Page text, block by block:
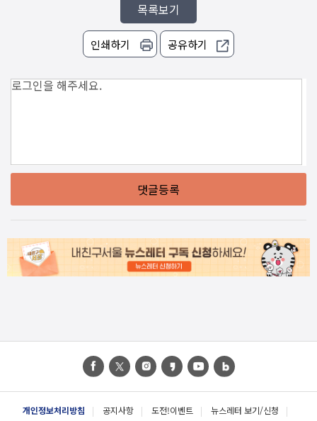
목록보기
인쇄하기 공유하기
댓글등록
개인정보처리방침 공지사항 도전!이벤트 뉴스레터 보기/신청